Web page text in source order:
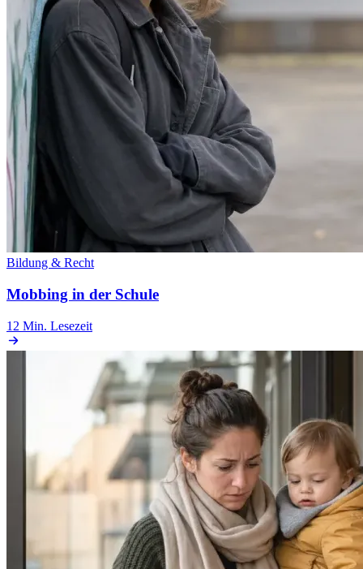
Bildung & Recht
Mobbing in der Schule
12 Min. Lesezeit